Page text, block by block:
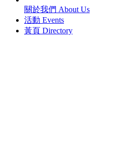
關於我們 About Us
活動 Events
黃頁 Directory